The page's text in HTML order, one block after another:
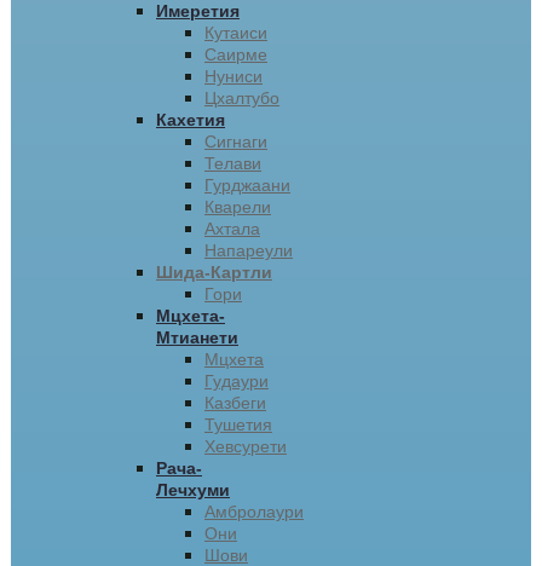
Имеретия
Кутаиси
Саирме
Нуниси
Цхалтубо
Кахетия
Сигнаги
Телави
Гурджаани
Кварели
Ахтала
Напареули
Шида-Картли
Гори
Мцхета-
Мтианети
Мцхета
Гудаури
Казбеги
Тушетия
Хевсурети
Рача-
Лечхуми
Амбролаури
Они
Шови